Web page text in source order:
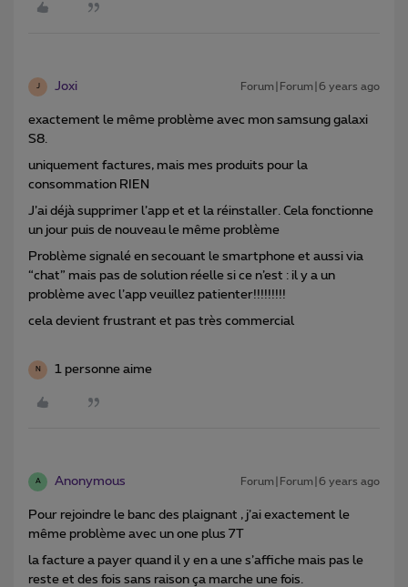
J Joxi Forum|Forum|6 years ago
exactement le même problème avec mon samsung galaxi
S8.
uniquement factures, mais mes produits pour la
consommation RIEN
J’ai déjà supprimer l’app et et la réinstaller. Cela fonctionne
un jour puis de nouveau le même problème
Problème signalé en secouant le smartphone et aussi via
“chat” mais pas de solution réelle si ce n’est : il y a un
problème avec l’app veuillez patienter!!!!!!!!!
cela devient frustrant et pas très commercial
N 1 personne aime
A Anonymous Forum|Forum|6 years ago
Pour rejoindre le banc des plaignant , j’ai exactement le
même problème avec un one plus 7T
la facture a payer quand il y en a une s’affiche mais pas le
reste et des fois sans raison ça marche une fois.